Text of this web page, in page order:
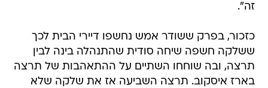
זה".
כזכור, בפרק ששודר אמש נחשפו דיירי הבית לכך
ששלקה חשפה שיחה סודית שהתנהלה בינה לבין
תרצה, ובה שוחחו השתיים על ההתאהבות של תרצה
בארז איסקוב. תרצה השביעה אז את שלקה שלא